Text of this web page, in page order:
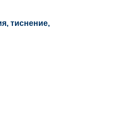
тиснение,